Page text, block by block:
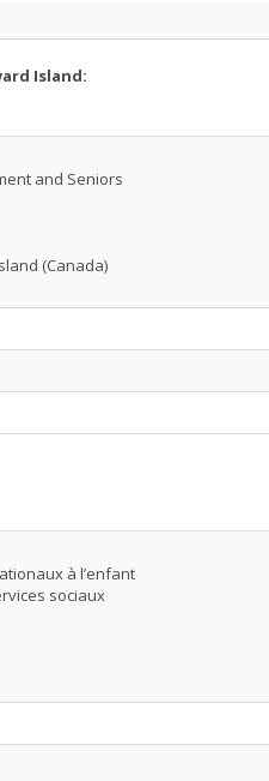
Island:
and Seniors
(Canada)
à l’enfant
sociaux